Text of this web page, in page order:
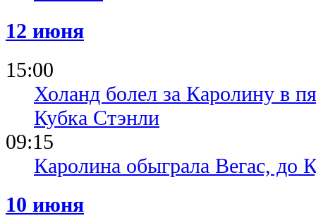
12 июня
15:00
Холанд болел за Каролину в
Кубка Стэнли
09:15
Каролина обыграла Вегас, до
10 июня